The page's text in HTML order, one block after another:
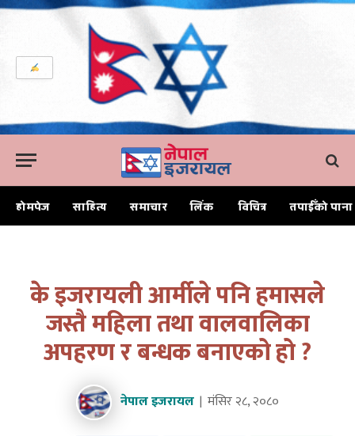
होमपेज साहित्य समाचार लिंक विचित्र तपाईँको पाना
के इजरायली आर्मीले पनि हमासले
जस्तै महिला तथा वालवालिका
अपहरण र बन्धक बनाएको हो ?
नेपाल इजरायल मंसिर २८, २०८०